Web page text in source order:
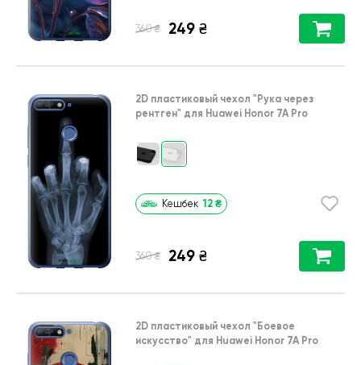
360 ₴ 249 ₴
2D пластиковый чехол "Рука через
рентген" для Huawei Honor 7A Pro
Кешбек 12 ₴
360 ₴ 249 ₴
2D пластиковый чехол "Боевое
искусство" для Huawei Honor 7A Pro